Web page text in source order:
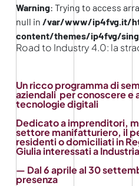
Warning: Trying to access
null in /var/www/ip4fvg.it/
content/themes/ip4fvg/
Road to Industry 4.0: la
Un ricco programma di
aziendali per conoscere e
tecnologie digitali
Dedicato a imprenditori,
settore manifatturiero, il
residenti o domiciliati in
Giulia interessati a
— Dal 6 aprile al 30
presenza